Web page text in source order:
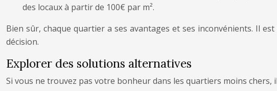
des locaux à partir de 100€ par m².
Bien sûr, chaque quartier a ses avantages et ses inconvénients. Il
décision.
Explorer des solutions alternatives
Si vous ne trouvez pas votre bonheur dans les quartiers moins